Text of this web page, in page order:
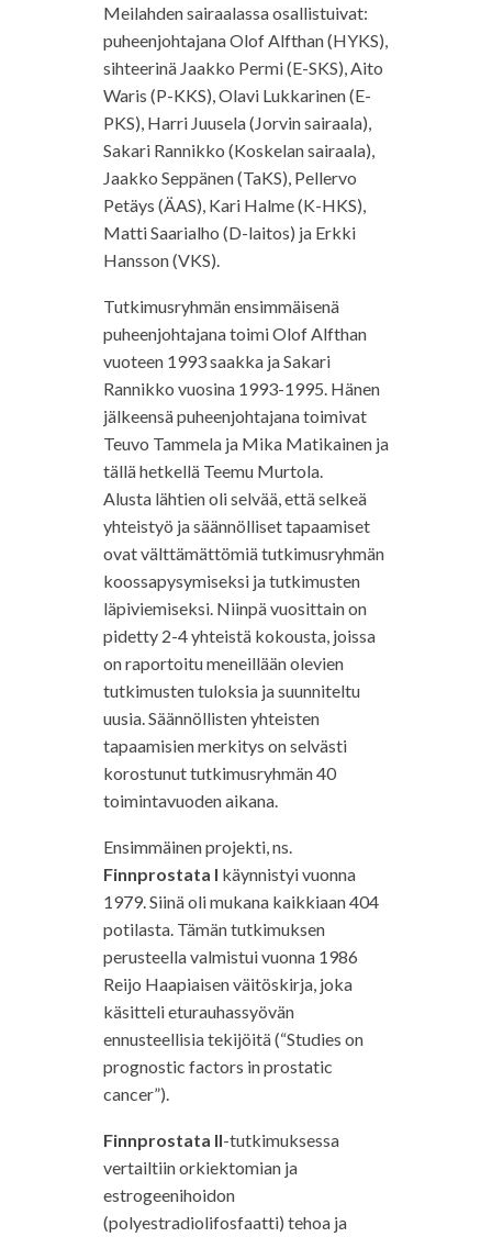
Meilahden sairaalassa osallistuivat:
puheenjohtajana Olof Alfthan (HYKS),
sihteerinä Jaakko Permi (E-SKS), Aito
Waris (P-KKS), Olavi Lukkarinen (E-
PKS), Harri Juusela (Jorvin sairaala),
Sakari Rannikko (Koskelan sairaala),
Jaakko Seppänen (TaKS), Pellervo
Petäys (ÄAS), Kari Halme (K-HKS),
Matti Saarialho (D-laitos) ja Erkki
Hansson (VKS).
Tutkimusryhmän ensimmäisenä
puheenjohtajana toimi Olof Alfthan
vuoteen 1993 saakka ja Sakari
Rannikko vuosina 1993-1995. Hänen
jälkeensä puheenjohtajana toimivat
Teuvo Tammela ja Mika Matikainen ja
tällä hetkellä Teemu Murtola.
Alusta lähtien oli selvää, että selkeä
yhteistyö ja säännölliset tapaamiset
ovat välttämättömiä tutkimusryhmän
koossapysymiseksi ja tutkimusten
läpiviemiseksi. Niinpä vuosittain on
pidetty 2-4 yhteistä kokousta, joissa
on raportoitu meneillään olevien
tutkimusten tuloksia ja suunniteltu
uusia. Säännöllisten yhteisten
tapaamisien merkitys on selvästi
korostunut tutkimusryhmän 40
toimintavuoden aikana.
Ensimmäinen projekti, ns.
Finnprostata I käynnistyi vuonna
1979. Siinä oli mukana kaikkiaan 404
potilasta. Tämän tutkimuksen
perusteella valmistui vuonna 1986
Reijo Haapiaisen väitöskirja, joka
käsitteli eturauhassyövän
ennusteellisia tekijöitä (“Studies on
prognostic factors in prostatic
cancer”).
Finnprostata II-tutkimuksessa
vertailtiin orkiektomian ja
estrogeenihoidon
(polyestradiolifosfaatti) tehoa ja